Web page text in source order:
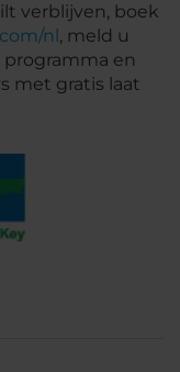
verblijven, boek
nl , meld u
programma en
met gratis laat